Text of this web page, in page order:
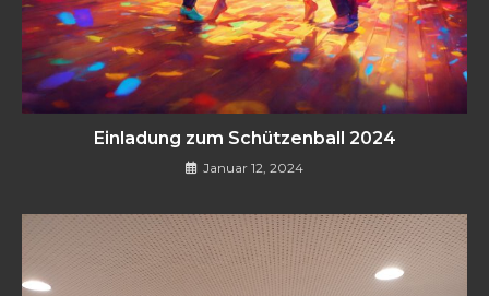
Einladung zum Schützenball 2024
Januar 12, 2024